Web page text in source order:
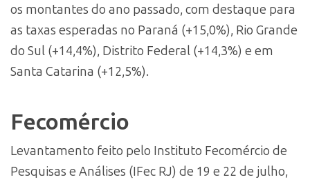
os montantes do ano passado, com destaque para
as taxas esperadas no Paraná (+15,0%), Rio Grande
do Sul (+14,4%), Distrito Federal (+14,3%) e em
Santa Catarina (+12,5%).
Fecomércio
Levantamento feito pelo Instituto Fecomércio de
Pesquisas e Análises (IFec RJ) de 19 e 22 de julho,